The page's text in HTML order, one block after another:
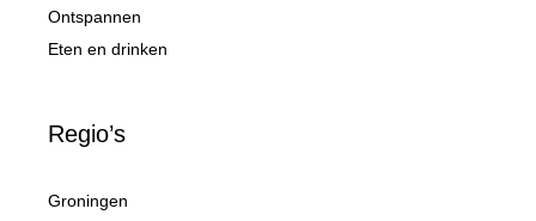
Ontspannen
Eten en drinken
Regio’s
Groningen